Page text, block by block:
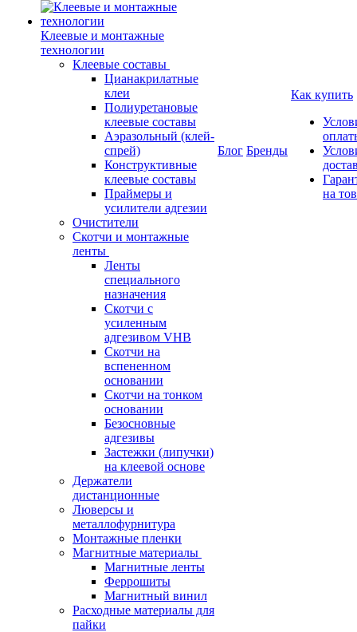
Клеевые и монтажные
технологии
Клеевые составы
Цианакрилатные
клеи
Полиуретановые
клеевые составы
Аэразольный (клей-
спрей)
Конструктивные
клеевые составы
Праймеры и
усилители адгезии
Очистители
Скотчи и монтажные
ленты
Ленты
специального
назначения
Скотчи с
усиленным
адгезивом VHB
Скотчи на
вспененном
основании
Скотчи на тонком
основании
Безосновные
адгезивы
Застежки (липучки)
на клеевой основе
Держатели
дистанционные
Люверсы и
металлофурнитура
Монтажные пленки
Магнитные материалы
Магнитные ленты
Феррошиты
Магнитный винил
Расходные материалы для
пайки
Блог Бренды
Как купить
на